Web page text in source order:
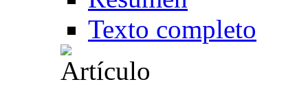
Texto completo